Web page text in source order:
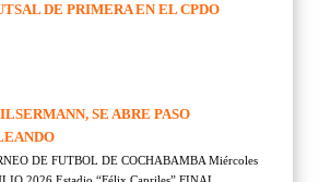
DE PRIMERA EN EL CPDO
SE ABRE PASO
DE FUTBOL DE COCHABAMBA Miércoles